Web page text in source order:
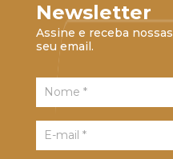
Newsletter
Assine e receba
seu email.